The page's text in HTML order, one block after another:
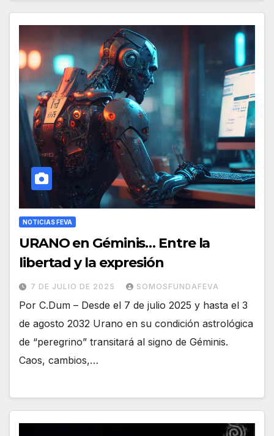
NOTICIAS FEVA
URANO en Géminis… Entre la
libertad y la expresión
7 DE JULIO DE 2025 SOMOSFUNDAFEVA
Por C.Dum – Desde el 7 de julio 2025 y hasta el 3
de agosto 2032 Urano en su condición astrológica
de “peregrino” transitará al signo de Géminis.
Caos, cambios,…